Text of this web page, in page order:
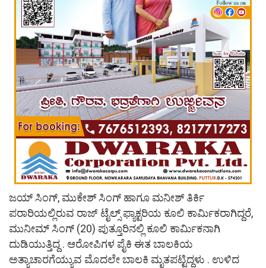
ಜಯ್ ಸಿಂಗ್, ಮುಕೇಶ್ ಸಿಂಗ್ ಹಾಗೂ ಮನೀಶ್ ತಿರ್ಕಿ
ಪರಾರಿಯಲ್ಲಿರುವ ರಾಜ್‌ ಟೈಲ್ಸ್ ಫ್ಯಾಕ್ಟರಿಯ ಕೂಲಿ ಕಾರ್ಮಿಕರಾಗಿದ್ದರೆ,
ಮುನೀಮ್ ಸಿಂಗ್ (20) ಪುತ್ತೂರಿನಲ್ಲಿ ಕೂಲಿ ಕಾರ್ಮಿಕನಾಗಿ
ದುಡಿಯುತ್ತಿದ್ದ . ಆರೋಪಿಗಳ ಪೈಕಿ ಈತ ಬಾಲಕಿಯ
ಅತ್ಯಾಚಾರಗೆಯ್ಯುವ ಮೊದಲೇ ಬಾಲಕಿ ಮೃತಪಟ್ಟಿದ್ದಳು . ಉಳಿದ